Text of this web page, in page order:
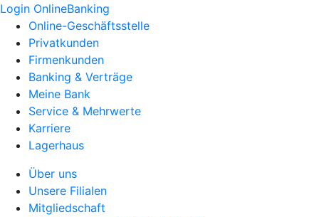
Login OnlineBanking
Online-Geschäftsstelle
Privatkunden
Firmenkunden
Banking & Verträge
Meine Bank
Service & Mehrwerte
Karriere
Lagerhaus
Über uns
Unsere Filialen
Mitgliedschaft